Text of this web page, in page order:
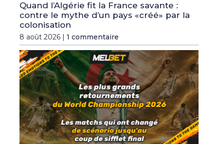
Quand l’Algérie fit la France savante :
contre le mythe d’un pays «créé» par la
colonisation
8 août 2026 | 1 commentaire